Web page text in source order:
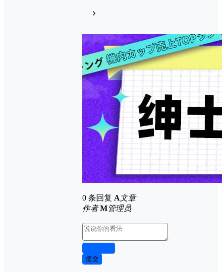
0 条回复 A文章
作者 M管理员
提交